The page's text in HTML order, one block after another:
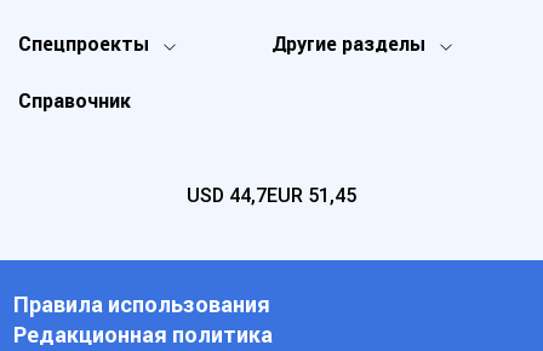
Спецпроекты Другие разделы
Справочник
USD 44,7EUR 51,45
Правила использования
Редакционная политика